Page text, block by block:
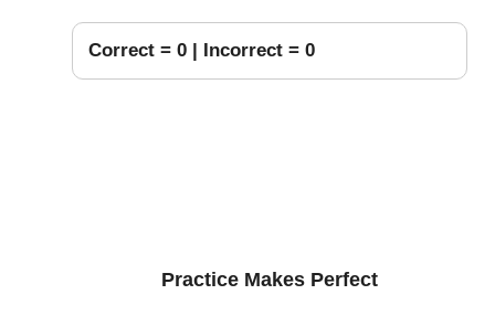
Correct = 0| Incorrect = 0
Practice Makes Perfect